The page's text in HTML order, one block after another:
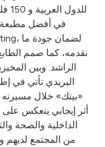
في أفضل مطبعة
نقدمه، كما صمم
الراشد. وبين
البريدي تأتي في
«بيتك» خلال
أثر إيجابي ينعكس
الداخلية والصحة
من المجتمع لديهم